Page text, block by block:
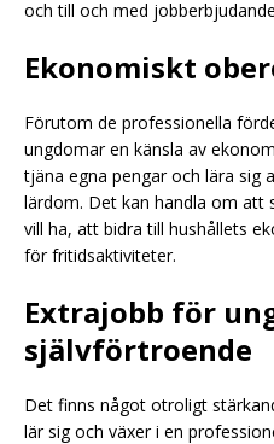
och till och med
Ekonomiskt
Förutom de professionella
ungdomar en känsla av
tjäna egna pengar och lära sig
lärdom. Det kan handla om att
vill ha, att bidra till hushållets
för fritidsaktiviteter.
Extrajobb för
självförtroende
Det finns något otroligt
lär sig och växer i en